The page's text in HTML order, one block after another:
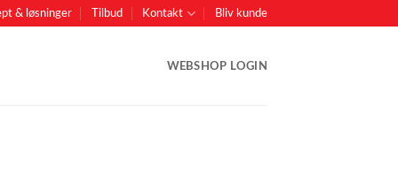
& løsninger Tilbud Kontakt Bliv kunde
WEBSHOP LOGIN